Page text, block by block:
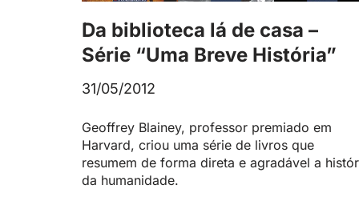
Da biblioteca lá de casa –
Série “Uma Breve História”
31/05/2012
Geoffrey Blainey, professor premiado em
Harvard, criou uma série de livros que
resumem de forma direta e agradável a
da humanidade.